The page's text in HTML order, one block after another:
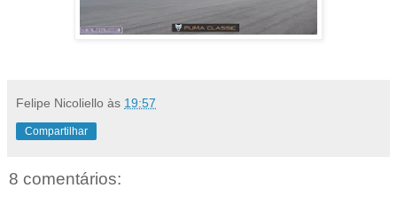
Felipe Nicoliello às 19:57
Compartilhar
8 comentários: